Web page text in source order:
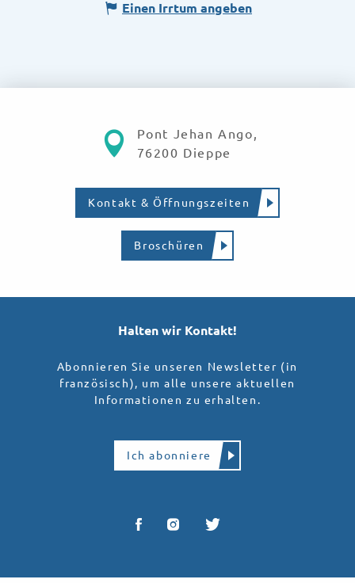
Einen Irrtum angeben
Pont Jehan Ango,
76200 Dieppe
Kontakt & Öffnungszeiten
Broschüren
Halten wir Kontakt!
Abonnieren Sie unseren Newsletter (in
französisch), um alle unsere aktuellen
Informationen zu erhalten.
Ich abonniere